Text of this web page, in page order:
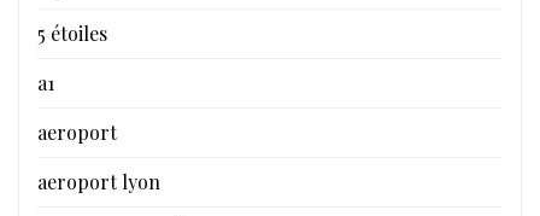
5 étoiles
a1
aeroport
aeroport lyon